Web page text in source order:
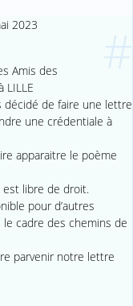
2023
Amis des
LILLE
décidé de faire une lettre
une crédentiale à
apparaitre le poème
est libre de droit.
pour d’autres
le cadre des chemins de
parvenir notre lettre